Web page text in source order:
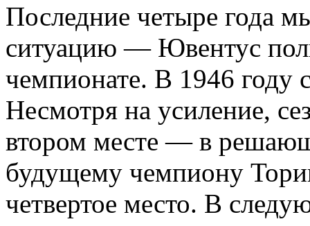
Последние четыре года
ситуацию — Ювентус
чемпионате. В 1946 году
Несмотря на усиление,
втором месте — в
будущему чемпиону
четвертое место. В